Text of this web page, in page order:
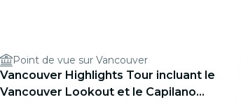
Point de vue sur Vancouver
Vancouver Highlights Tour incluant le
Vancouver Lookout et le Capilano